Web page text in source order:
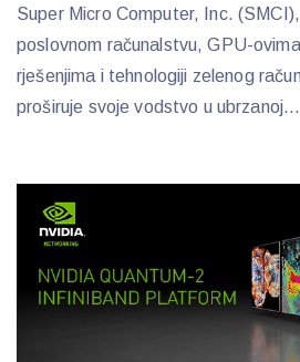
Super Micro Computer, Inc.
poslovnom računalstvu, GPU-
rješenjima i tehnologiji zelenog
proširuje svoje vodstvo u ubrzanoj...